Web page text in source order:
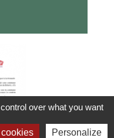
over what you want
Personalize